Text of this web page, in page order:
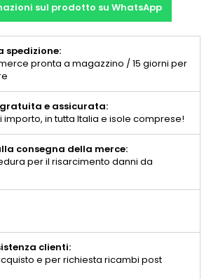
sul prodotto su WhatsApp
spedizione:
pronta a magazzino / 15 giorni per
e assicurata:
importo, in tutta Italia e isole comprese!
consegna della merce:
per il risarcimento danni da
clienti:
e per richiesta ricambi post